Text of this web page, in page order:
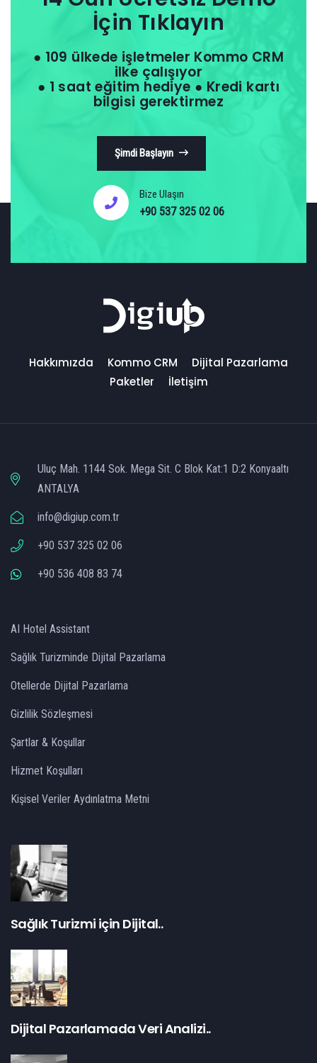
İçin Tıklayın
● 109 ülkede işletmeler Kommo CRM
ilke çalışıyor
● 1 saat eğitim hediye ● Kredi kartı
bilgisi gerektirmez
Şimdi Başlayın
Bize Ulaşın
+90 537 325 02 06
Hakkımızda Kommo CRM
Dijital Pazarlama
Paketler
İletişim
Uluç Mah. 1144 Sok. Mega Sit. C Blok Kat:1 D:2 Konyaaltı
ANTALYA
info@digiup.com.tr
+90 537 325 02 06
+90 536 408 83 74
AI Hotel Assistant
Sağlık Turizminde Dijital Pazarlama
Otellerde Dijital Pazarlama
Gizlilik Sözleşmesi
Şartlar & Koşullar
Hizmet Koşulları
Kişisel Veriler Aydınlatma Metni
Sağlık Turizmi için Dijital..
Dijital Pazarlamada Veri Analizi..